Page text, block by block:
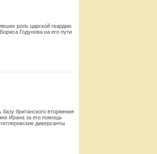
роль царской гвардии.
Годунова на его пути
британского вторжения
Ирана за его помощь
диверсанты